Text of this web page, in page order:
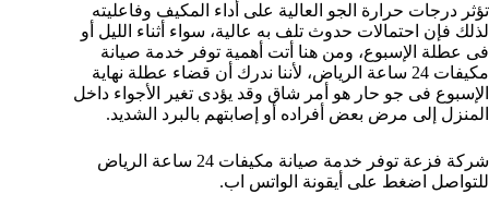
تؤثر درجات حرارة الجو العالية على أداء المكيف وفاعليته
لذلك فإن احتمالات حدوث تلف به عالية، سواء أثناء الليل أو
فى عطلة الإسبوع، ومن هنا أتت أهمية توفر خدمة صيانة
مكيفات 24 ساعة الرياض، لأننا ندرك أن قضاء عطلة نهاية
الإسبوع فى جو حار هو أمر شاق وقد يؤدى تغير الأجواء داخل
المنزل إلى مرض بعض أفراده أو إصابتهم بالبرد الشديد.
شركة فزعة توفر خدمة صيانة مكيفات 24 ساعة الرياض
للتواصل اضغط على أيقونة الواتس اب.